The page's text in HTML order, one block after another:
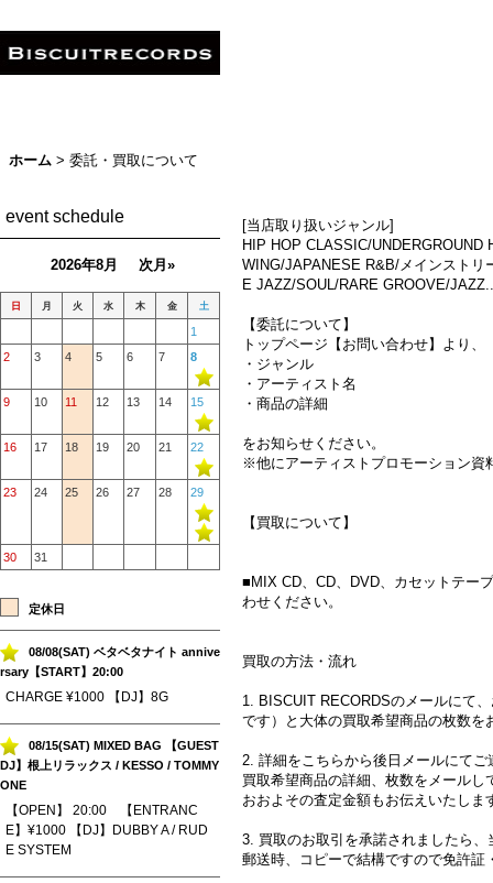
ホーム > 委託・買取について
event schedule
2026年8月 次月»
日 月 火 水 木 金 土
1
2
3 4 5 6 7 8
9 10 11 12 13 14 15
16 17 18 19 20 21 22
23 24 25 26 27 28 29
30 31
定休日
08/08(SAT) ベタベタナイト annive
rsary【START】20:00
CHARGE ¥1000 【DJ】8G
08/15(SAT) MIXED BAG 【GUEST
DJ】根上リラックス / KESSO / TOMMY
ONE
【OPEN】 20:00 【ENTRANC
E】¥1000 【DJ】DUBBY A / RUD
E SYSTEM
[当店取り扱いジャンル]
HIP HOP CLASSIC/
WING/JAPANESE R&B/メインストリ
E JAZZ/SOUL/RARE GROOVE/
【委託について】
トップページ【お問い合わせ】より、
・ジャンル
・アーティスト名
・商品の詳細
をお知らせください。
※他にアーティストプロモーション資
【買取について】
■MIX CD、CD、DVD、カセットテー
わせください。
買取の方法・流れ
1. BISCUIT RECORDSのメールにて
です）と大体の買取希望商品の枚数を
2. 詳細をこちらから後日メールにて
買取希望商品の詳細、枚数をメールし
おおよその査定金額もお伝えいたし
3. 買取のお取引を承諾されましたら
郵送時、コピーで結構ですので免許